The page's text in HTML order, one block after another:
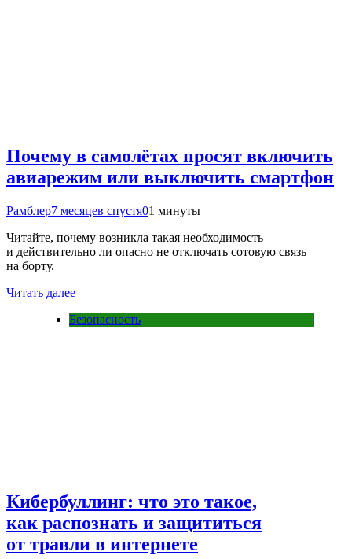
Почему в самолётах просят включить
авиарежим или выключить смартфон
Рамблер7 месяцев спустя01 минуты
Читайте, почему возникла такая необходимость
и действительно ли опасно не отключать сотовую связь
на борту.
Читать далее
Безопасность
Кибербуллинг: что это такое,
как распознать и защититься
от травли в интернете